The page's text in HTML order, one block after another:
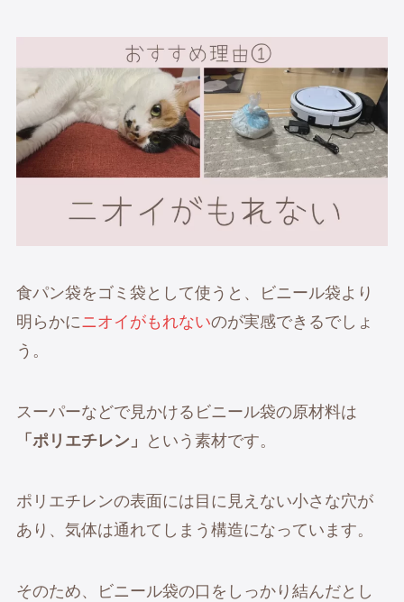
食パン袋をゴミ袋として使うと、ビニール袋より
明らかにニオイがもれないのが実感できるでしょ
う。
スーパーなどで見かけるビニール袋の原材料は
「ポリエチレン」
という素材です。
ポリエチレンの表面には目に見えない小さな穴が
あり、気体は通れてしまう構造になっています。
そのため、ビニール袋の口をしっかり結んだとし